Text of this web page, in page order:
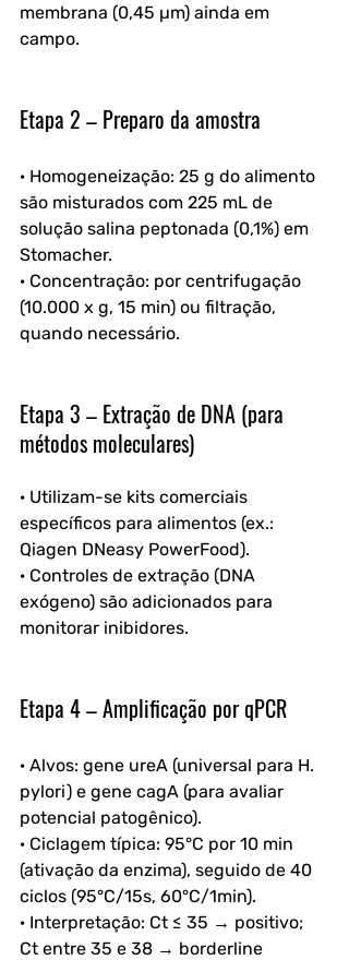
membrana (0,45 µm) ainda em
campo.
Etapa 2 – Preparo da amostra
· Homogeneização: 25 g do alimento
são misturados com 225 mL de
solução salina peptonada (0,1%) em
Stomacher.
· Concentração: por centrifugação
(10.000 x g, 15 min) ou filtração,
quando necessário.
Etapa 3 – Extração de DNA (para
métodos moleculares)
· Utilizam-se kits comerciais
específicos para alimentos (ex.:
Qiagen DNeasy PowerFood).
· Controles de extração (DNA
exógeno) são adicionados para
monitorar inibidores.
Etapa 4 – Amplificação por qPCR
· Alvos: gene ureA (universal para H.
pylori) e gene cagA (para avaliar
potencial patogênico).
· Ciclagem típica: 95°C por 10 min
(ativação da enzima), seguido de 40
ciclos (95°C/15s, 60°C/1min).
· Interpretação: Ct ≤ 35 → positivo;
Ct entre 35 e 38 → borderline